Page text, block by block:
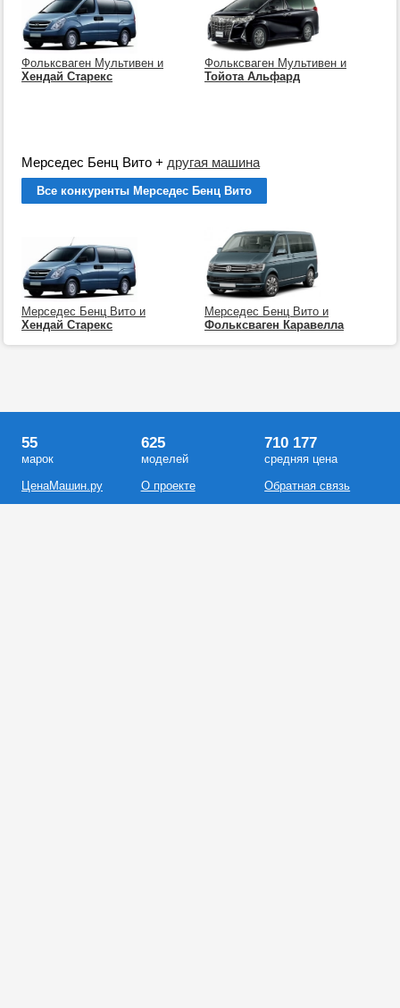
Фольксваген Мультивен и
Хендай Старекс
Фольксваген Мультивен и
Тойота Альфард
Мерседес Бенц Вито + другая машина
Все конкуренты Мерседес Бенц Вито
Мерседес Бенц Вито и
Хендай Старекс
Мерседес Бенц Вито и
Фольксваген Каравелла
55
марок
ЦенаМашин.ру
625
моделей
О проекте
710 177
средняя цена
Обратная связь